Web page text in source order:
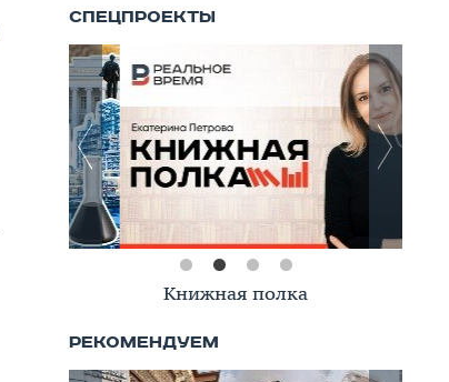
Книжная полка